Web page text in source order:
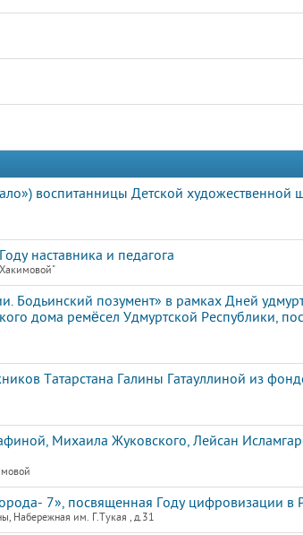
воспитанницы Детской
наставника и педагога
Бодьинский позумент» в рамках Дней
дома ремёсел Удмуртской Республики,
Татарстана Галины Гатауллиной из
Михаила Жуковского, Лейсан
7», посвященная Году цифровизации в
Набережная им. Г.Тукая , д.31